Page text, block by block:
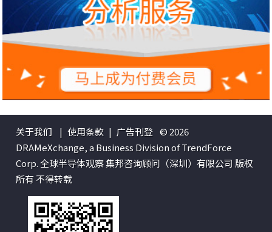
关于我们 | 使用条款 | 广告刊登 © 2026
DRAMeXchange, a Business Division of TrendForce
Corp. 全球半导体观察 集邦咨询顾问（深圳）有限公司 版权
所有 不得转载